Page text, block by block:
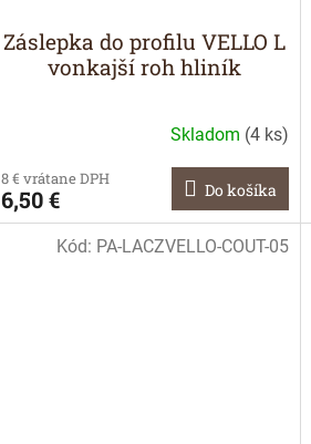
Záslepka do profilu VELLO L
vonkajší roh hliník
Skladom (4 ks)
8 € vrátane DPH
6,50 € Do košíka
Kód: PA-LACZVELLO-COUT-05